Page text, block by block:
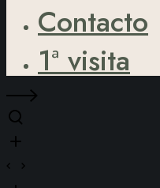
Contacto
1ª visita